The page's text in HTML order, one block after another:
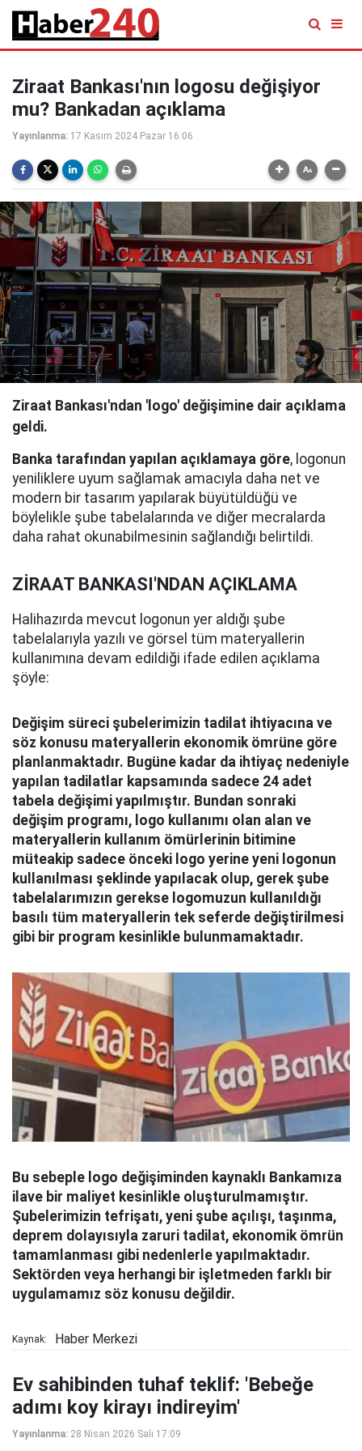
Ziraat Bankası'nın logosu değişiyor
mu? Bankadan açıklama
Yayınlanma: 17 Kasım 2024 Pazar 16:06
Ziraat Bankası'ndan 'logo' değişimine dair açıklama
geldi.
Banka tarafından yapılan açıklamaya göre, logonun
yeniliklere uyum sağlamak amacıyla daha net ve
modern bir tasarım yapılarak büyütüldüğü ve
böylelikle şube tabelalarında ve diğer mecralarda
daha rahat okunabilmesinin sağlandığı belirtildi.
ZİRAAT BANKASI'NDAN AÇIKLAMA
Halihazırda mevcut logonun yer aldığı şube
tabelalarıyla yazılı ve görsel tüm materyallerin
kullanımına devam edildiği ifade edilen açıklama
şöyle:
Değişim süreci şubelerimizin tadilat ihtiyacına ve
söz konusu materyallerin ekonomik ömrüne göre
planlanmaktadır. Bugüne kadar da ihtiyaç nedeniyle
yapılan tadilatlar kapsamında sadece 24 adet
tabela değişimi yapılmıştır. Bundan sonraki
değişim programı, logo kullanımı olan alan ve
materyallerin kullanım ömürlerinin bitimine
müteakip sadece önceki logo yerine yeni logonun
kullanılması şeklinde yapılacak olup, gerek şube
tabelalarımızın gerekse logomuzun kullanıldığı
basılı tüm materyallerin tek seferde değiştirilmesi
gibi bir program kesinlikle bulunmamaktadır.
Bu sebeple logo değişiminden kaynaklı Bankamıza
ilave bir maliyet kesinlikle oluşturulmamıştır.
Şubelerimizin tefrişatı, yeni şube açılışı, taşınma,
deprem dolayısıyla zaruri tadilat, ekonomik ömrün
tamamlanması gibi nedenlerle yapılmaktadır.
Sektörden veya herhangi bir işletmeden farklı bir
uygulamamız söz konusu değildir.
Kaynak: Haber Merkezi
Ev sahibinden tuhaf teklif: 'Bebeğe
adımı koy kirayı indireyim'
Yayınlanma: 28 Nisan 2026 Salı 17:09